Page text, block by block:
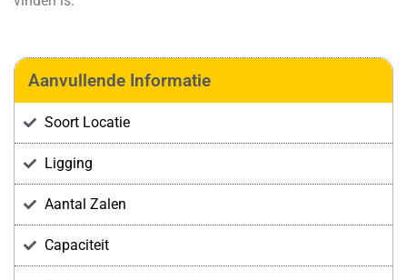
Aanvullende Informatie
Soort Locatie
Ligging
Aantal Zalen
Capaciteit